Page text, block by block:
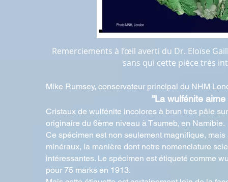
Remerciements à l’œil averti du Dr. Eloïse
sans qui cette pièce très
Mike Rumsey, conservateur principal du NHM
"La wulfénite
Cristaux de wulfénite incolores à brun très pâle
originaire du 6ème niveau à Tsumeb, en Namibie.
Ce spécimen est non seulement magnifique,
minéraux, la manière dont notre nomenclature
intéressantes. Le spécimen est étiqueté comme
pour 75 marks en 1913.